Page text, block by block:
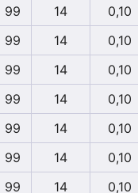
99 14
0,10
99 14
0,10
99 14
0,10
99 14
0,10
99 14
0,10
99 14
0,10
99 14
0,10